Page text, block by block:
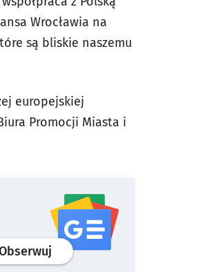
Wrocławia na
są bliskie naszemu
europejskiej
Promocji Miasta i
profilgoogle news